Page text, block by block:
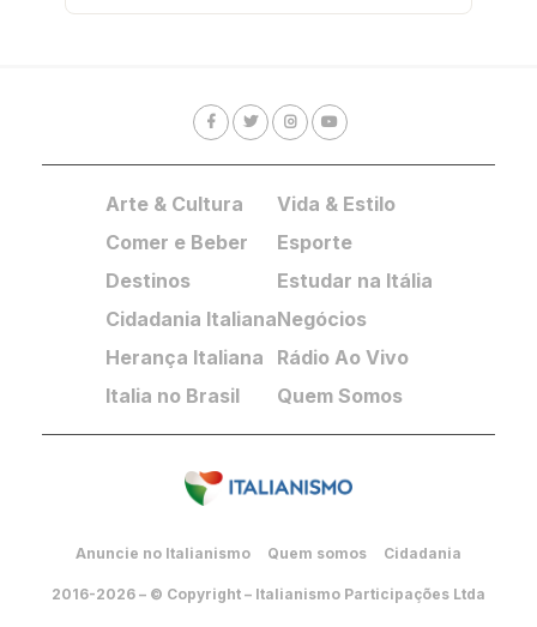
Arte & Cultura
Comer e Beber
Destinos
Cidadania Italiana
Herança Italiana
Italia no Brasil
Vida & Estilo
Esporte
Estudar na Itália
Negócios
Rádio Ao Vivo
Quem Somos
Anuncie no Italianismo Quem somos Cidadania
2016-2026 – © Copyright – Italianismo Participações Ltda